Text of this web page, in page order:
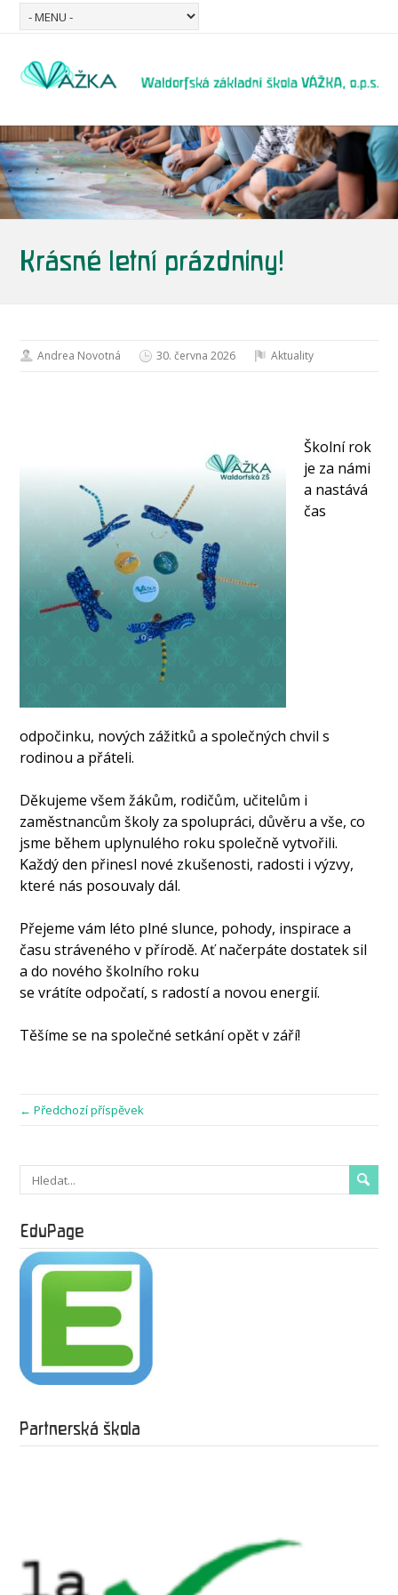
Krásné letní prázdniny!
Andrea Novotná 30. června 2026 Aktuality
Školní rok
je za námi
a nastává
čas
odpočinku, nových zážitků a společných chvil s
rodinou a přáteli.
Děkujeme všem žákům, rodičům, učitelům i
zaměstnancům školy za spolupráci, důvěru a vše, co
jsme během uplynulého roku společně vytvořili.
Každý den přinesl nové zkušenosti, radosti i výzvy,
které nás posouvaly dál.
Přejeme vám léto plné slunce, pohody, inspirace a
času stráveného v přírodě. Ať načerpáte dostatek sil
a do nového školního roku
se vrátíte odpočatí, s radostí a novou energií.
Těšíme se na společné setkání opět v září!
← Předchozí příspěvek
EduPage
Partnerská škola